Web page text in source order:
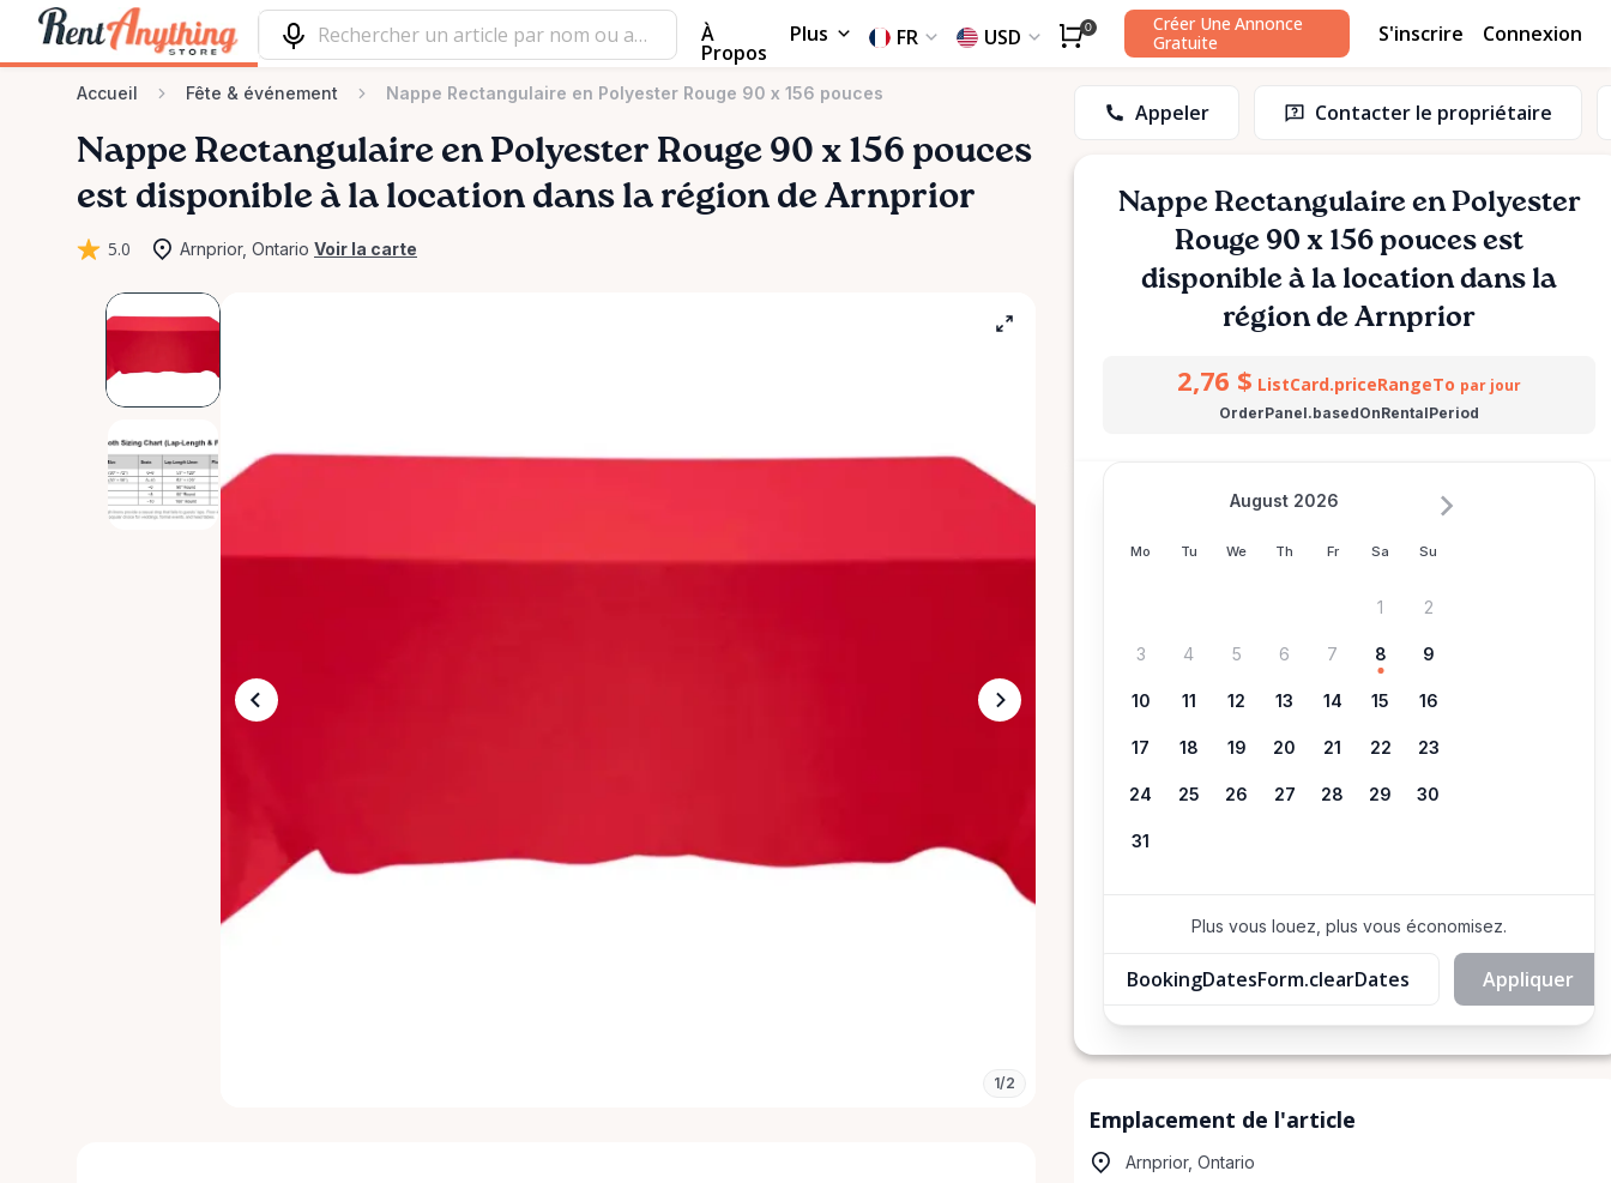
À
Propos
Plus FR USD 0
Créer Une Annonce
Gratuite
S'inscrire Connexion
Accueil Fête & événement Nappe Rectangulaire en Polyester Rouge 90 x 156 pouces
Nappe Rectangulaire en Polyester Rouge 90 x 156 pouces
est disponible à la location dans la région de Arnprior
5.0 Arnprior, Ontario Voir la carte
1/2
Appeler Contacter le propriétaire
Nappe Rectangulaire en Polyester
Rouge 90 x 156 pouces est
disponible à la location dans la
région de Arnprior
2,76 $ ListCard.priceRangeTo par jour
OrderPanel.basedOnRentalPeriod
Mo Tu We Th Fr Sa Su
August 2026
1 2
3 4 5 6 7 8 9
10 11 12 13 14 15 16
17 18 19 20 21 22 23
24 25 26 27 28 29 30
31
Plus vous louez, plus vous économisez.
BookingDatesForm.clearDates Appliquer
Emplacement de l'article
Arnprior, Ontario